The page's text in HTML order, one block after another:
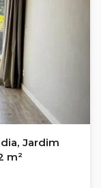
Jardim
m²